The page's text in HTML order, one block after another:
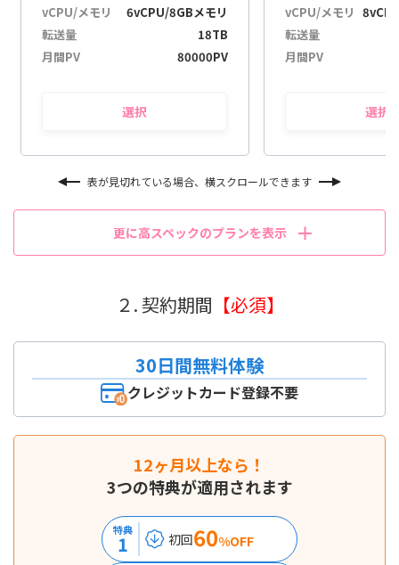
vCPU/メモリ
6vCPU/8GBメモリ
転送量
18TB
月間PV
80000PV
選択
vCPU/メモリ
転送量
月間PV
選択
表が見切れている場合、横スクロールできます
更に高スペックのプランを表示
２. 契約期間 【必須】
30日間無料体験
クレジットカード登録不要
12ヶ月以上なら！
3つの特典が適用されます
特典
1 初回60%OFF